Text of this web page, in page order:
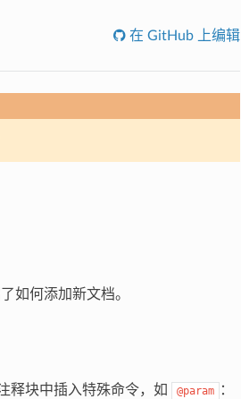
在 GitHub 上编辑
如何添加新文档。
释块中插入特殊命令，如 @param ：